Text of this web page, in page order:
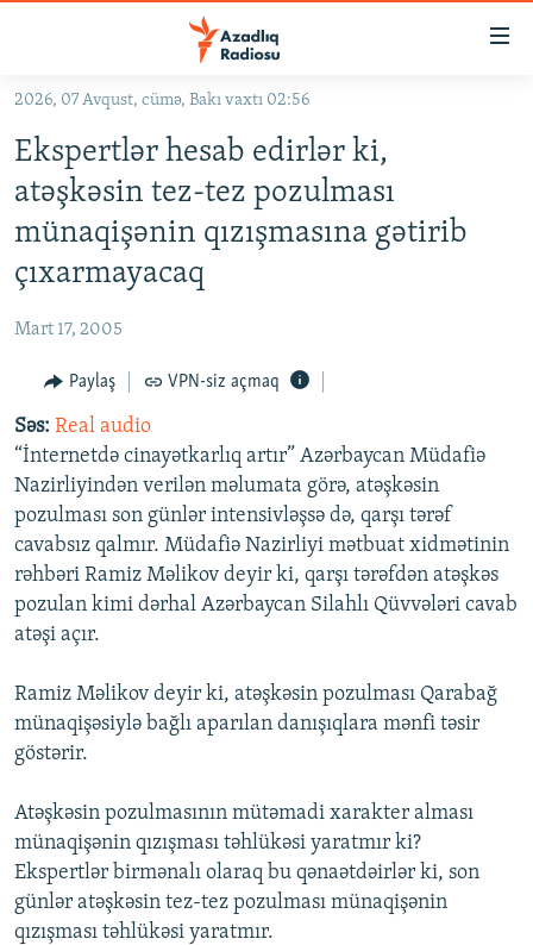
Əsas
qayıt
Əsas
naviqasiyaya
qayıt
Axtarışa
#İZAHLA
KORRUPSIOMETR
#ƏSLINDƏ
FƏRQƏ BAX
QANUNI DOĞRU
ARAŞDIRMA
MULTIMEDIA
FOTOQALEREYA
İNFOQRAFIKA
KARIKATURA
RADIO ARXIV
OXU ZALI
AZƏRBAYCAN ƏDƏBIYYATI KITABXANASI
İSLAM VƏ DEMOKRATIYA
İZ - MƏDƏNIYYƏT PROQRAMI
HAQQIMIZDA
MISSIYAMIZ
PEŞƏ ETIKASI VƏ JURNALISTIKA STANDARTLARIMIZ
MATERIALLARIMIZDAN ISTIFADƏ
AZADLIQRADIOSU MOBIL TELEFONUNUZDA
BIZIMLƏ ƏLAQƏ
BIZI IZLƏ
RFE/RL-in bütün saytları
2026, 07 Avqust, cümə, Bakı vaxtı 02:56
Ekspertlər hesab edirlər ki,
atəşkəsin tez-tez pozulması
münaqişənin qızışmasına gətirib
çıxarmayacaq
Mart 17, 2005
Paylaş VPN-siz açmaq
Səs: Real audio
“İnternetdə cinayətkarlıq artır” Azərbaycan Müdafiə
Nazirliyindən verilən məlumata görə, atəşkəsin
pozulması son günlər intensivləşsə də, qarşı tərəf
cavabsız qalmır. Müdafiə Nazirliyi mətbuat xidmətinin
rəhbəri Ramiz Məlikov deyir ki, qarşı tərəfdən atəşkəs
pozulan kimi dərhal Azərbaycan Silahlı Qüvvələri cavab
atəşi açır.
Ramiz Məlikov deyir ki, atəşkəsin pozulması Qarabağ
münaqişəsiylə bağlı aparılan danışıqlara mənfi təsir
göstərir.
Atəşkəsin pozulmasının mütəmadi xarakter alması
münaqişənin qızışması təhlükəsi yaratmır ki?
Ekspertlər birmənalı olaraq bu qənaətdəirlər ki, son
günlər atəşkəsin tez-tez pozulması münaqişənin
qızışması təhlükəsi yaratmır.